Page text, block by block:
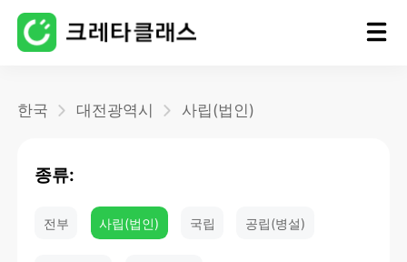
한국 대전광역시 사립(법인)
종류:
전부 사립(법인) 국립 공립(병설)